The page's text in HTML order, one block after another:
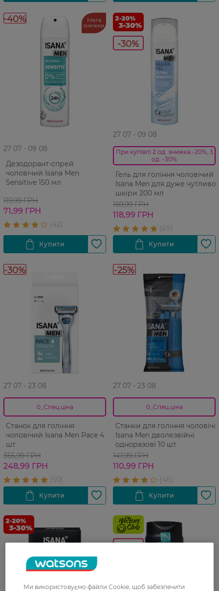
-40% Мега
знижки
27 07 - 09 08
Дезодорант-cпрей
чоловічий Isana Men
Sensitive 150 мл
119,99 ГРН
71,99 ГРН
-30%
27 07 - 09 08
При купівлі 2 од. знижка -20%, 3
од. -30%
Гель для гоління чоловічий
Isana Men для дуже чутливої
шкіри 200 мл
169,99 ГРН
118,99 ГРН
-30%
27 07 - 23 08
0_Спец.ціна
Станок для гоління
чоловічий Isana Men Pace 4 1
шт
355,99 ГРН
248,99 ГРН
-25%
27 07 - 23 08
0_Спец.ціна
Станки для гоління чоловічі
Isana Men дволезвійні
одноразові 10 шт
147,99 ГРН
110,99 ГРН
Ми використовуємо файли Cookie, щоб забезпечити